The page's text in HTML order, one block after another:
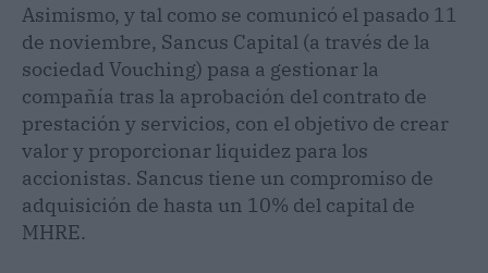
Asimismo, y tal como se comunicó el pasado 11
de noviembre, Sancus Capital (a través de la
sociedad Vouching) pasa a gestionar la
compañía tras la aprobación del contrato de
prestación y servicios, con el objetivo de crear
valor y proporcionar liquidez para los
accionistas. Sancus tiene un compromiso de
adquisición de hasta un 10% del capital de
MHRE.